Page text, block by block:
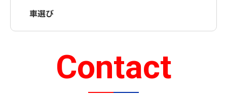
車選び
Contact